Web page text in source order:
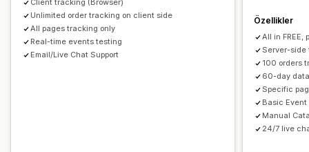
Client tracking (Browser)
Unlimited order tracking on client side
All pages tracking only
Real-time events testing
Email/Live Chat Support
Özellikler
All in FREE,
Server-side
100 orders
60-day
Specific
Basic
Manual
24/7 live